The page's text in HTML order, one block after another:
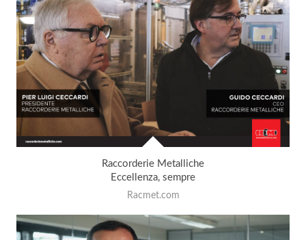
Raccorderie Metalliche
Eccellenza, sempre
Racmet.com